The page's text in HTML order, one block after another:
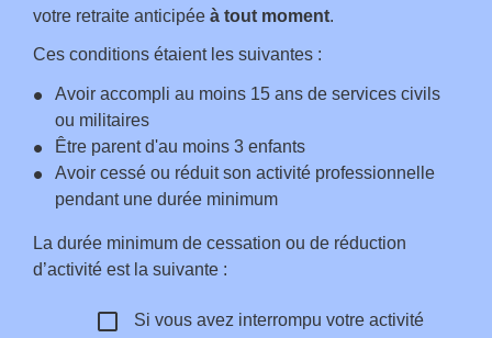
votre retraite anticipée à tout moment.
Ces conditions étaient les suivantes :
Avoir accompli au moins 15 ans de services civils
ou militaires
Être parent d'au moins 3 enfants
Avoir cessé ou réduit son activité professionnelle
pendant une durée minimum
La durée minimum de cessation ou de réduction
d’activité est la suivante :
check_box_outline_blank
Si vous avez interrompu votre activité